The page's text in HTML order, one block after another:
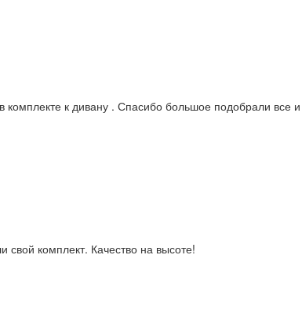
к дивану . Спасибо большое подобрали все
свой комплект. Качество на высоте!